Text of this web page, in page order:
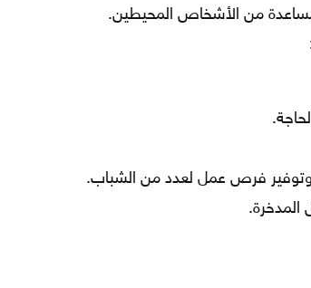
مساعدة من الأشخاص المحيطين.
وتوفير فرص عمل لعدد من الشباب.
المدخرة.